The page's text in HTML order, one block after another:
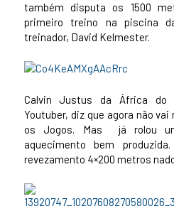
também disputa os 1500
primeiro treino na piscina
treinador, David Kelmester.
Calvin Justus da África do
Youtuber, diz que agora não
os Jogos. Mas já rolou
aquecimento bem
revezamento 4×200 metros